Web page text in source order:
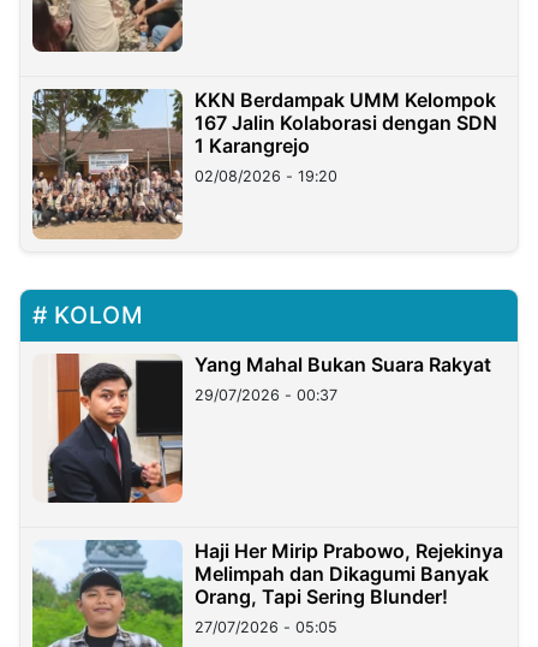
KKN Berdampak UMM Kelompok
167 Jalin Kolaborasi dengan SDN
1 Karangrejo
02/08/2026 - 19:20
KOLOM
Yang Mahal Bukan Suara Rakyat
29/07/2026 - 00:37
Haji Her Mirip Prabowo, Rejekinya
Melimpah dan Dikagumi Banyak
Orang, Tapi Sering Blunder!
27/07/2026 - 05:05